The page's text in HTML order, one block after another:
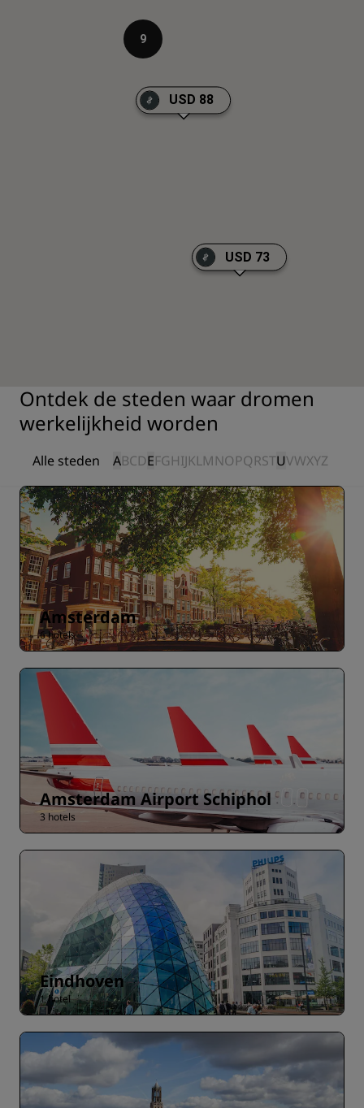
USD 88
9
USD 73
Ontdek de steden waar dromen
werkelijkheid worden
Alle steden ABCDEFGHIJKLMNOPQRSTUVWXYZ
Amsterdam
6 hotels
Amsterdam Airport Schiphol
3 hotels
Eindhoven
1 hotel